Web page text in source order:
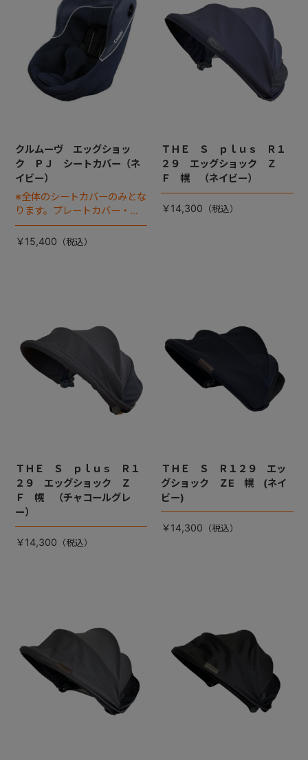
クルムーヴ エッグショッ
ク ＰＪ シートカバー（ネ
イビー）
※全体のシートカバーのみとな
ります。プレートカバー・中
のヘッドパッドは別売りで
す。
￥15,400
ＴＨＥ Ｓ ｐｌｕｓ Ｒ１
２９ エッグショック Ｚ
Ｆ 幌 （ネイビー）
￥14,300
ＴＨＥ Ｓ ｐｌｕｓ Ｒ１
２９ エッグショック Ｚ
Ｆ 幌 （チャコールグレ
ー）
￥14,300
ＴＨＥ Ｓ Ｒ１２９ エッ
グショック ＺE 幌 (ネイ
ビー)
￥14,300